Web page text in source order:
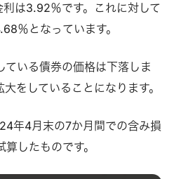
は3.92％です。これに対して
％となっています。
いる債券の価格は下落しま
をしていることになります。
年4月末の7か月間での含み損
したものです。